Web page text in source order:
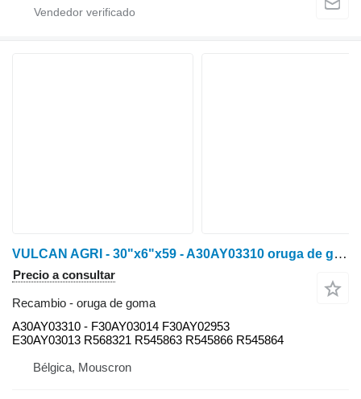
VULCAN AGRI - 30"x6"x59 - A30AY03310 oruga de goma para John Deere 8RT : 8295RT / 8310RT / 8320RT / 8335RT / 8345RT / 8360RT / 8370RT • Fendt MT938 / 940 / 943 • Challenger MT738 / 740 / 743 tractor de cadenas
Precio a consultar
Recambio - oruga de goma
A30AY03310 - F30AY03014 F30AY02953
E30AY03013 R568321 R545863 R545866 R545864
Bélgica, Mouscron